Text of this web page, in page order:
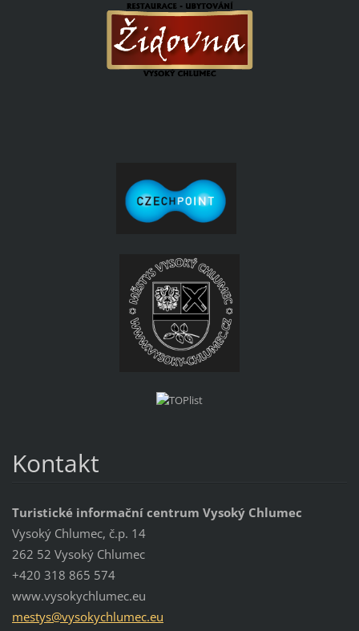
Kontakt
Turistické informační centrum Vysoký Chlumec
Vysoký Chlumec, č.p. 14
262 52 Vysoký Chlumec
+420 318 865 574
www.vysokychlumec.eu
mestys@vysokychlumec.eu